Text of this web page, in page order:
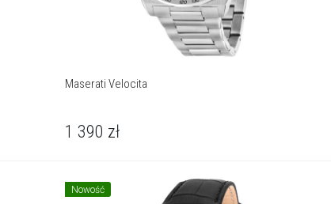
Maserati Velocita
1 390 zł
Nowość